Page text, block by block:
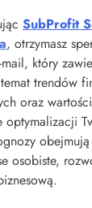
SubProfit
, otrzymasz
który
trendów
oraz
optymalizacji
osobiste,